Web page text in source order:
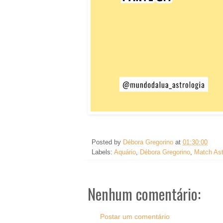
Posted by Débora Gregorino at 01:30:00
Labels: Aquário Débora Gregorino Match
Nenhum comentário:
Postar um comentário